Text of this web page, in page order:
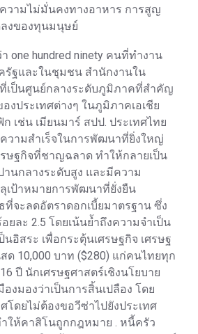
วามไม่มั่นคงทางอาหาร การสูญ
ลงของทุนมนุษย์
one hundred ninety คนที่ทำงาน
ฐและในชุมชน สำนักงานใน
เป็นศูนย์กลางระดับภูมิภาคที่สำคัญ
งประเทศต่างๆ ในภูมิภาคเอเชีย
เช่น เมียนมาร์ สปป. ประเทศไทย
ความสำเร็จในการพัฒนาที่ยิ่งใหญ่
รษฐกิจที่ชาญฉลาด ทำให้กลายเป็น
านกลางระดับสูง และมีความ
เป้าหมายการพัฒนาที่ยั่งยืน
ที่จะลดอัตราดอกเบี้ยมาตรฐาน ซึ่ง
ยละ 2.5 โดยเน้นย้ำถึงความจำเป็น
อิสระ เพื่อกระตุ้นเศรษฐกิจ เศรษฐ
ด 10,000 บาท ($280) แก่คนไทยทุก
ปี นักเศรษฐศาสตร์เชิงนโยบาย
งมองว่าเป็นการสิ้นเปลือง โดย
โดยไม่ต้องขอวีซ่าไปยังประเทศ
ให้คาสิโนถูกกฎหมาย . หนี้ครัว